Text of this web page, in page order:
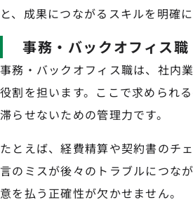
と、成果につながるスキルを明確
事務・バックオフィス職
事務・バックオフィス職は、社内
役割を担います。ここで求められ
滞らせないための管理力です。
たとえば、経費精算や契約書のチ
言のミスが後々のトラブルにつな
意を払う正確性が欠かせません。